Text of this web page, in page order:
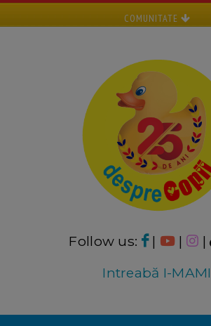
COMUNITATE
Follow us: | | |
Intreabă I-MAMI